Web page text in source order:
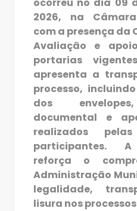
2026, na
com a presença da
Avaliação e
portarias
apresenta a
processo,
dos
documental e
realizados
participantes.
reforça o
Administração
legalidade,
lisura nos